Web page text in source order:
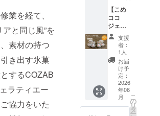
業を経て、
と同じ風”を
素材の持つ
き出す氷菓
するCOZAB
ラティエー
協力をいた
原材
料、主
原料の
原産
地：コ
コナッ
ツミル
ク（タ
イ）、
砂糖、
ブドウ
糖、こ
め油、
ラート
（チョ
コ
味）」
・サイ
ズ：約
フタ直
径
7.5cm
、カッ
プ高さ5
ｃｍ ・
重量：
約
以下 ・
原材
料、主
原料の
原産
地：コ
コナッ
ツミル
ク（タ
イ）、
砂糖、
ブドウ
糖、こ
ラート
（バニ
ラ
味）」
・サイ
ズ：約
フタ直
径
7.5cm
、カッ
プ高さ5
ｃｍ ・
重量：
常価格
から最
大時で
24％off
となる
お買得
価格で
す。ど
うぞお
試しく
ださ
い。 ご
賞味い
紙パッ
クを図
案化し
たイラ
ストの
豆シー
ルが初
回のみ
10枚付
きま
す。 送
料込価
格と
なって
味３個
とチョ
コ味３
個の6個
セット
を2025
年の9月
と2026
年の2
月、6月
の3回お
届けし
ます。
おまけ
【こめ
ココ
ジェ
ラート8
個セッ
ト定期
便3回配
送+まい
こめ豆
シー
ル】 ア
レルゲ
ン28品
支援
者：
1人
お届
け予
定：
2026
年06
月
こ
の
リ
タ
ー